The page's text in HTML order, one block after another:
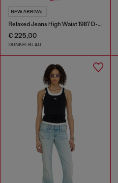
NEW ARRIVAL
Relaxed Jeans High Waist 1987 D-Khelz
€ 225,00
DUNKELBLAU